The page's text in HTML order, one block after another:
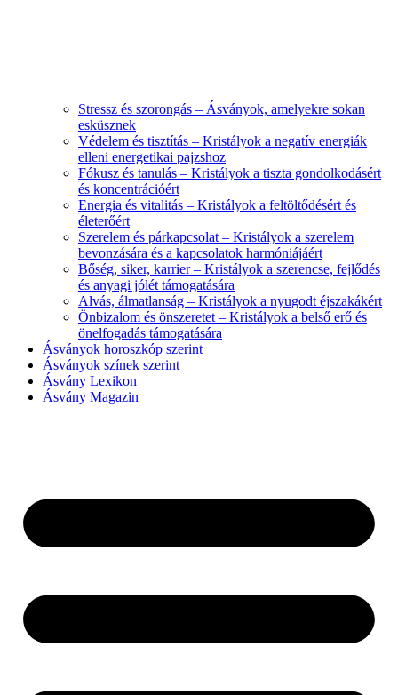
Stressz és szorongás – Ásványok, amelyekre sokan
esküsznek
Védelem és tisztítás – Kristályok a negatív energiák
elleni energetikai pajzshoz
Fókusz és tanulás – Kristályok a tiszta gondolkodásért
és koncentrációért
Energia és vitalitás – Kristályok a feltöltődésért és
életerőért
Szerelem és párkapcsolat – Kristályok a szerelem
bevonzására és a kapcsolatok harmóniájáért
Bőség, siker, karrier – Kristályok a szerencse, fejlődés
és anyagi jólét támogatására
Alvás, álmatlanság – Kristályok a nyugodt éjszakákért
Önbizalom és önszeretet – Kristályok a belső erő és
önelfogadás támogatására
Ásványok horoszkóp szerint
Ásványok színek szerint
Ásvány Lexikon
Ásvány Magazin